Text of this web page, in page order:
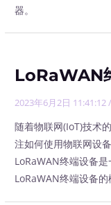
器。
LoRaWAN
2023年6月2日 11:41:12/
随着物联网(IoT)技术
注如何使用物联网设
LoRaWAN终端设备
LoRaWAN终端设备的